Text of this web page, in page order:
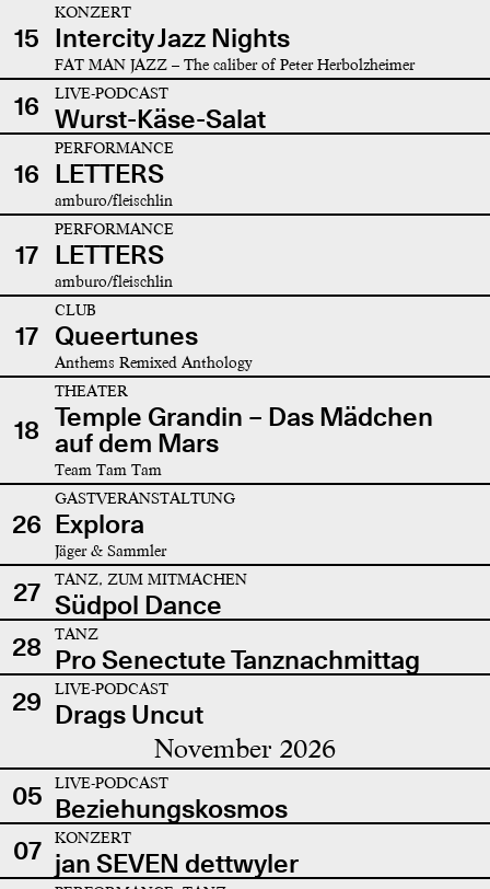
15
KONZERT
Intercity Jazz Nights
FAT MAN JAZZ – The caliber of Peter Herbolzheimer
16 LIVE-PODCAST
Wurst-Käse-Salat
16
PERFORMANCE
LETTERS
amburo/fleischlin
17
PERFORMANCE
LETTERS
amburo/fleischlin
17
CLUB
Queertunes
Anthems Remixed Anthology
18
THEATER
Temple Grandin – Das Mädchen
auf dem Mars
Team Tam Tam
26
GASTVERANSTALTUNG
Explora
Jäger & Sammler
27 TANZ, ZUM MITMACHEN
Südpol Dance
28
TANZ
Pro Senectute Tanznachmittag
29
LIVE-PODCAST
Drags Uncut
November 2026
05 LIVE-PODCAST
Beziehungskosmos
07
KONZERT
jan SEVEN dettwyler